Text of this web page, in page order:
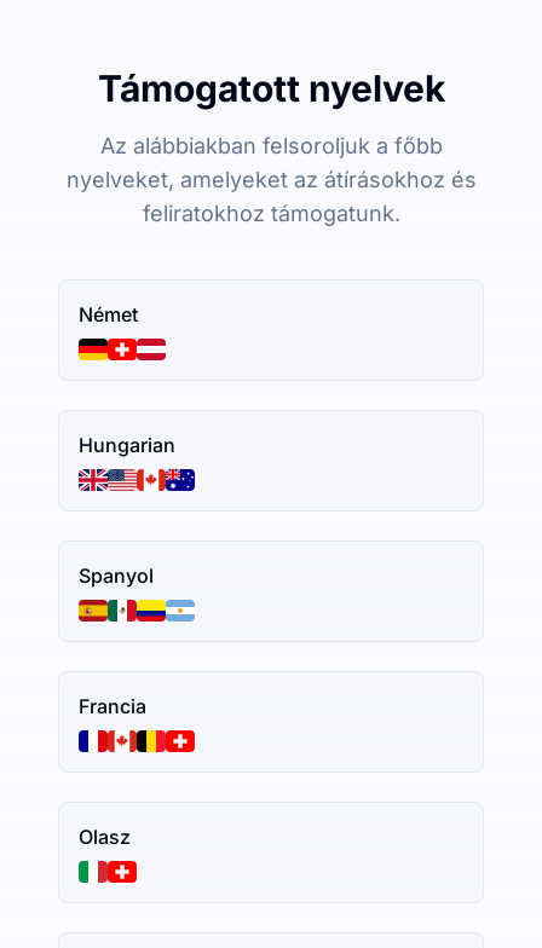
Támogatott nyelvek
Az alábbiakban felsoroljuk a főbb
nyelveket, amelyeket az átírásokhoz és
feliratokhoz támogatunk.
Német
Hungarian
Spanyol
Francia
Olasz